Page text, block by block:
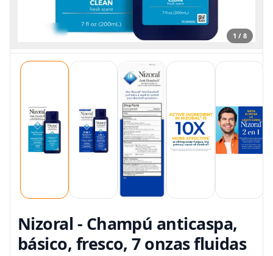
1 / 8
Nizoral - Champú anticaspa,
básico, fresco, 7 onzas fluidas